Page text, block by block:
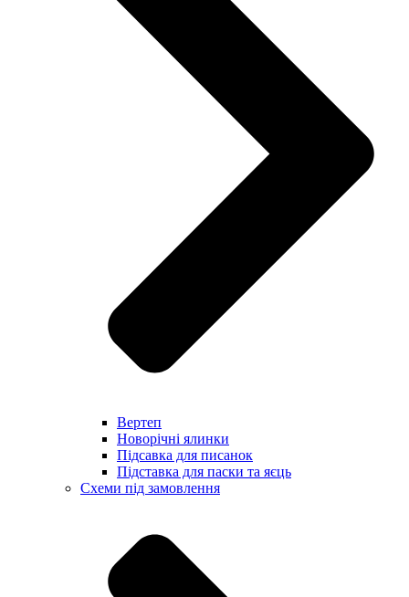
Вертеп
Новорічні ялинки
Підсавка для писанок
Підставка для паски та яєць
Схеми під замовлення